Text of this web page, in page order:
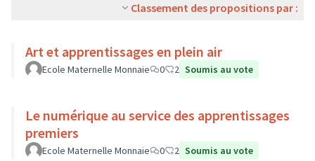
Classement des propositions par :
Art et apprentissages en plein air
Ecole Maternelle Monnaie 0 2 Soumis au vote
Le numérique au service des apprentissages
premiers
Ecole Maternelle Monnaie 0 2 Soumis au vote